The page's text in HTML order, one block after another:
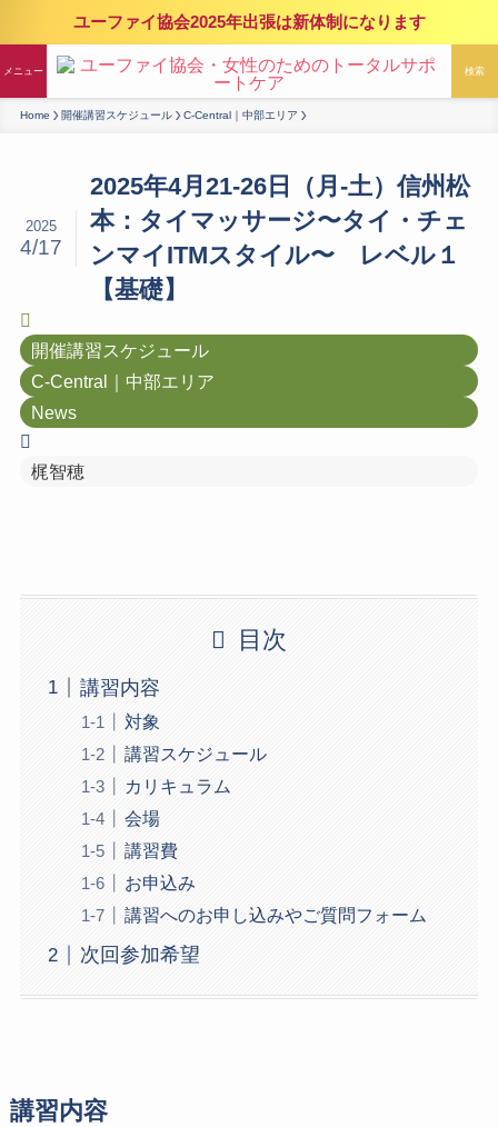
ユーファイ協会2025年出張は新体制になります
検索
メニュー
Home 開催講習スケジュール C-Central｜中部エリア
2025年4月21-26日（月-土）信州松
本：タイマッサージ〜タイ・チェ
ンマイITMスタイル〜 レベル１
【基礎】
2025
4/17
開催講習スケジュール
C-Central｜中部エリア
News
梶智穂
目次
講習内容
対象
講習スケジュール
カリキュラム
会場
講習費
お申込み
講習へのお申し込みやご質問フォーム
次回参加希望
講習内容